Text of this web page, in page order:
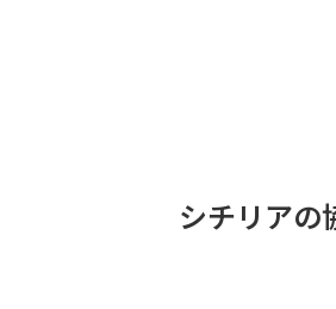
シチリアの